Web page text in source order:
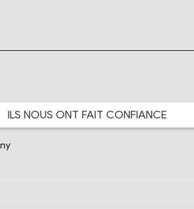
ILS NOUS ONT FAIT CONFIANCE